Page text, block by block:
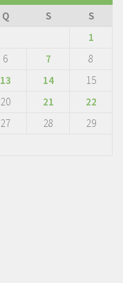
Q S
S
1
6 7
8
13 14
15
20 21
22
27 28
29